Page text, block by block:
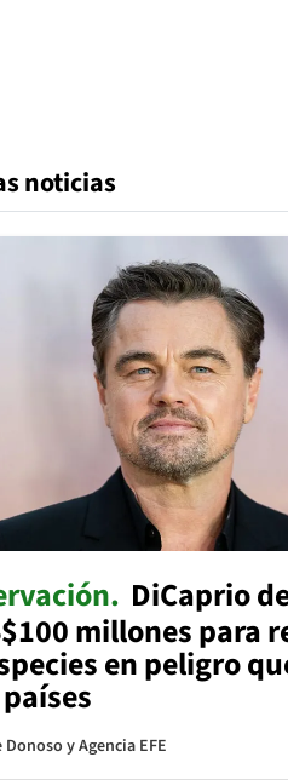
noticias
DiCaprio
millones para
en peligro
Donoso y Agencia EFE